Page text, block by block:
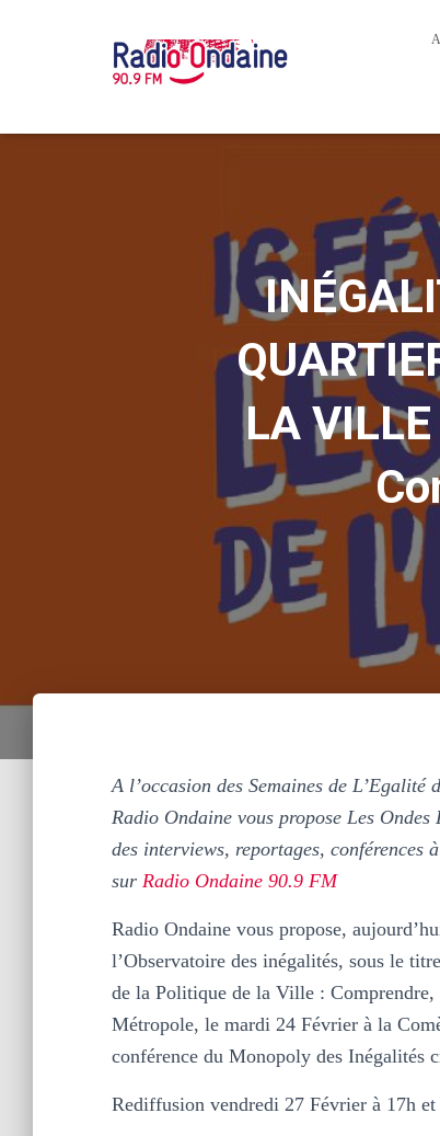
LA
A l’occasion des Semaines de
Radio Ondaine vous propose Les
des interviews, reportages,
sur Radio Ondaine 90.9 FM
Radio Ondaine vous propose,
l’Observatoire des inégalités, sous le
de la Politique de la Ville :
Métropole, le mardi 24 Février à la
conférence du Monopoly des Inégalités
Rediffusion vendredi 27 Février à 17h